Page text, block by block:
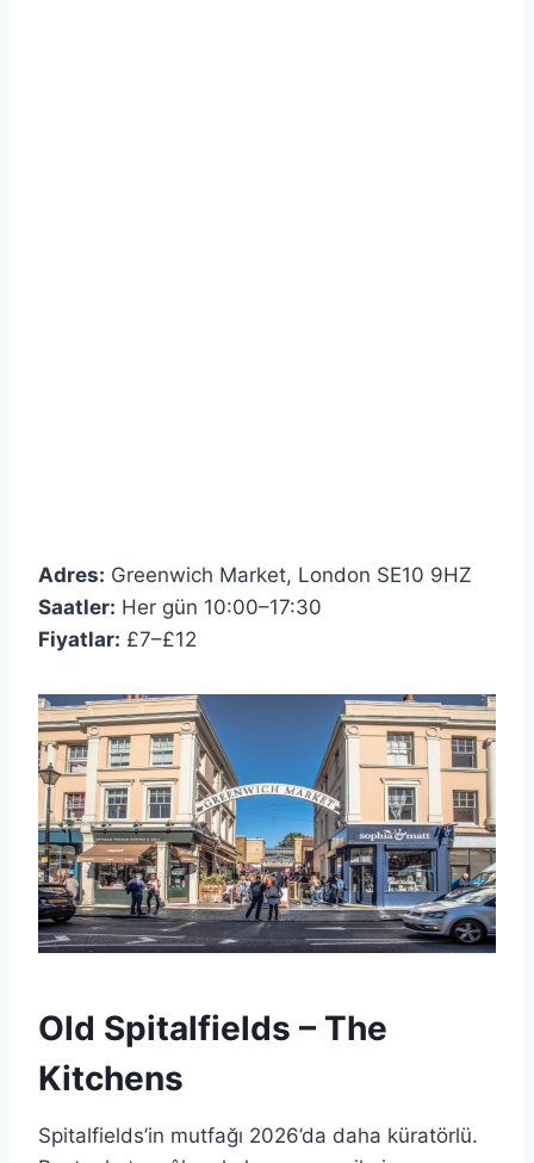
Adres: Greenwich Market, London SE10 9HZ
Saatler: Her gün 10:00–17:30
Fiyatlar: £7–£12
Old Spitalfields – The
Kitchens
Spitalfields’in mutfağı 2026’da daha küratörlü.